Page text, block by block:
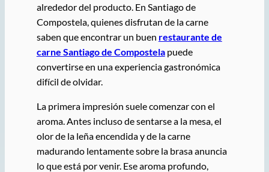
alrededor del producto. En Santiago de
Compostela, quienes disfrutan de la carne
saben que encontrar un buen restaurante de
carne Santiago de Compostelapuede
convertirse en una experiencia gastronómica
difícil de olvidar.
La primera impresión suele comenzar con el
aroma. Antes incluso de sentarse a la mesa, el
olor de la leña encendida y de la carne
madurando lentamente sobre la brasa anuncia
lo que está por venir. Ese aroma profundo,